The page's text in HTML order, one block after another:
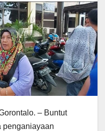
– Buntut
penganiayaan